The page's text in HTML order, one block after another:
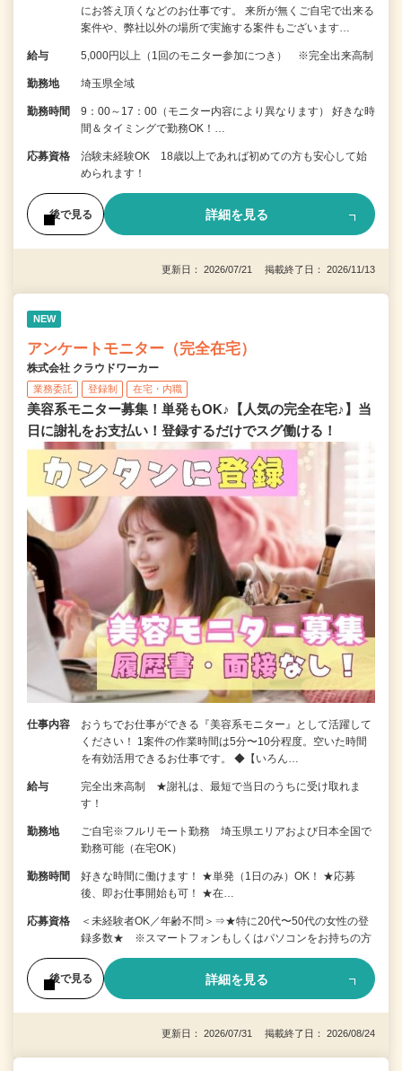
にお答え頂くなどのお仕事です。 来所が無くご自宅で出来る
案件や、弊社以外の場所で実施する案件もございます…
給与 5,000円以上（1回のモニター参加につき） ※完全出来高制
勤務地 埼玉県全域
勤務時間
9：00～17：00（モニター内容により異なります） 好きな時
間＆タイミングで勤務OK！…
応募資格
治験未経験OK 18歳以上であれば初めての方も安心して始
められます！
後で見る 詳細を見る
更新日： 2026/07/21 掲載終了日： 2026/11/13
NEW
アンケートモニター（完全在宅）
株式会社 クラウドワーカー
業務委託 登録制 在宅・内職
美容系モニター募集！単発もOK♪【人気の完全在宅♪】当
日に謝礼をお支払い！登録するだけでスグ働ける！
仕事内容
おうちでお仕事ができる『美容系モニター』として活躍して
ください！ 1案件の作業時間は5分〜10分程度。空いた時間
を有効活用できるお仕事です。 ◆【いろん…
給与
完全出来高制 ★謝礼は、最短で当日のうちに受け取れま
す！
勤務地
ご自宅※フルリモート勤務 埼玉県エリアおよび日本全国で
勤務可能（在宅OK）
勤務時間
好きな時間に働けます！ ★単発（1日のみ）OK！ ★応募
後、即お仕事開始も可！ ★在…
応募資格
＜未経験者OK／年齢不問＞⇒★特に20代〜50代の女性の登
録多数★ ※スマートフォンもしくはパソコンをお持ちの方
後で見る 詳細を見る
更新日： 2026/07/31 掲載終了日： 2026/08/24